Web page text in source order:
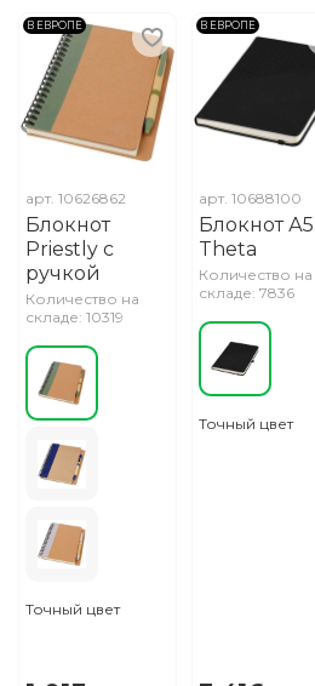
В ЕВРОПЕ
арт. 10626862
Блокнот
Priestly с
ручкой
Количество на
складе: 10319
Точный цвет
В ЕВРОПЕ
арт.10688100
Блокнот А5
Theta
Количество на
складе: 7836
Точный цвет